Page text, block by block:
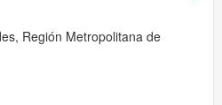
Región Metropolitana de